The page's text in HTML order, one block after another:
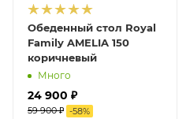
Обеденный стол Royal
Family AMELIA 150
коричневый
Много
24 900 ₽
59 900 ₽ -58%